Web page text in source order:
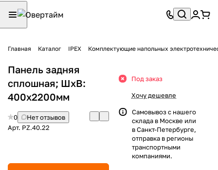
Главная Каталог IPEX Комплектующие напольных
Панель задняя
сплошная; ШхВ:
400х2200мм
0
Нет отзывов
Арт. PZ.40.22
Под заказ
Хочу дешевле
Самовывоз с нашего
склада в Москве или
в Санкт-Петербурге,
отправка в регионы
транспортными
компаниями.